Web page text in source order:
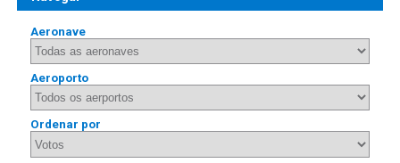
Aeronave
Aeroporto
Ordenar por